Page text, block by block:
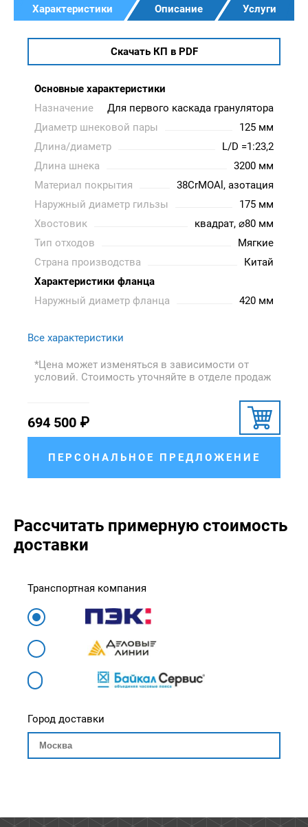
Характеристики Описание Услуги
Скачать КП в PDF
Основные характеристики
Назначение
Для первого каскада гранулятора
Диаметр шнековой пары
125 мм
Длина/диаметр
L/D =1:23,2
Длина шнека
3200 мм
Материал покрытия
38CrMOAl, азотация
Наружный диаметр гильзы
175 мм
Хвостовик
квадрат, ⌀80 мм
Тип отходов
Мягкие
Страна производства
Китай
Характеристики фланца
Наружный диаметр фланца
420 мм
Все характеристики
*Цена может изменяться в зависимости от
условий. Стоимость уточняйте в отделе продаж
694 500 ₽
ПЕРСОНАЛЬНОЕ ПРЕДЛОЖЕНИЕ
Рассчитать примерную стоимость
доставки
Транспортная компания
Город доставки